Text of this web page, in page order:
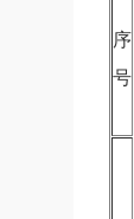
序
号